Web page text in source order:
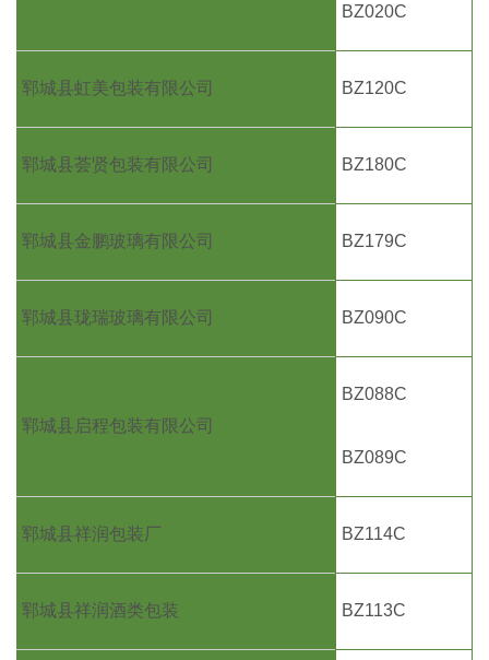
BZ020C
郓城县虹美包装有限公司 BZ120C
郓城县荟贤包装有限公司 BZ180C
郓城县金鹏玻璃有限公司 BZ179C
郓城县珑瑞玻璃有限公司 BZ090C
郓城县启程包装有限公司
BZ088C
BZ089C
郓城县祥润包装厂 BZ114C
郓城县祥润酒类包装 BZ113C